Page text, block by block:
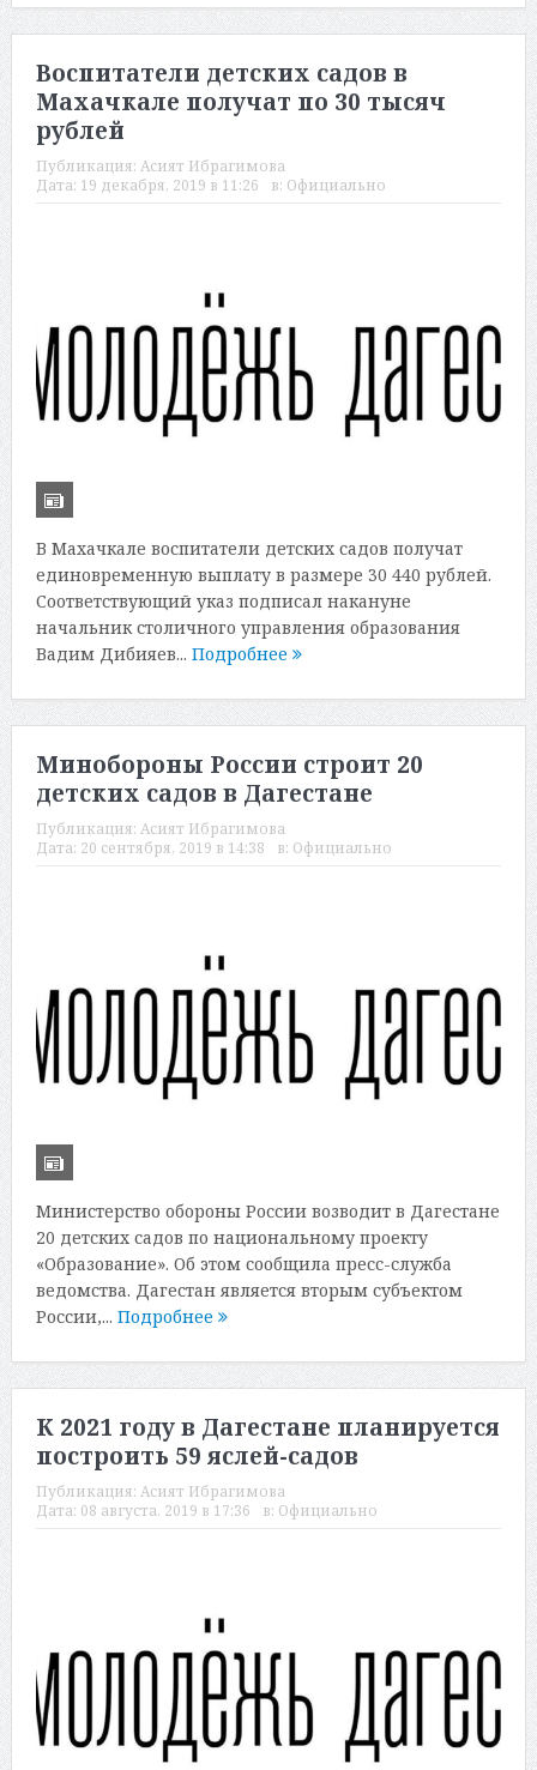
Воспитатели детских садов в
Махачкале получат по 30 тысяч
рублей
Публикация: Асият Ибрагимова
Дата: 19 декабря, 2019 в 11:26 в: Официально
В Махачкале воспитатели детских садов получат
единовременную выплату в размере 30 440 рублей.
Соответствующий указ подписал накануне
начальник столичного управления образования
Вадим Дибияев... Подробнее
Минобороны России строит 20
детских садов в Дагестане
Публикация: Асият Ибрагимова
Дата: 20 сентября, 2019 в 14:38 в: Официально
Министерство обороны России возводит в Дагестане
20 детских садов по национальному проекту
«Образование». Об этом сообщила пресс-служба
ведомства. Дагестан является вторым субъектом
России,... Подробнее
К 2021 году в Дагестане планируется
построить 59 яслей-садов
Публикация: Асият Ибрагимова
Дата: 08 августа, 2019 в 17:36 в: Официально